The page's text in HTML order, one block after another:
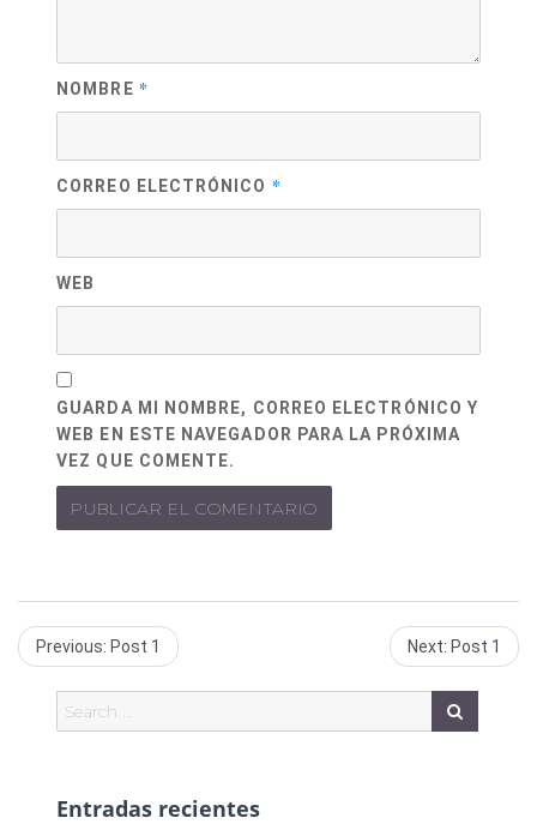
NOMBRE *
CORREO ELECTRÓNICO *
WEB
GUARDA MI NOMBRE, CORREO ELECTRÓNICO Y
WEB EN ESTE NAVEGADOR PARA LA PRÓXIMA
VEZ QUE COMENTE.
Previous: Previous
post:
Post 1 Next: Next
post:
Post 1
Entradas recientes